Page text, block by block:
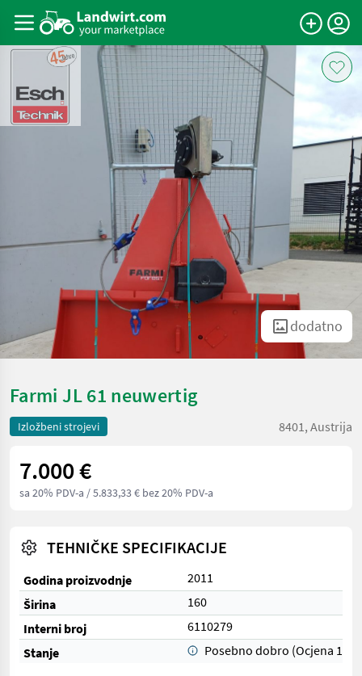
dodatno
Farmi JL 61 neuwertig
Izložbeni strojevi 8401, Austrija
7.000 €
sa 20% PDV-a / 5.833,33 € bez 20% PDV-a
TEHNIČKE SPECIFIKACIJE
Godina proizvodnje
2011
Širina
160
Interni broj
6110279
Stanje
Posebno dobro (Ocjena 1)